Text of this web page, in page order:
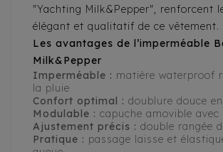
"Yachting Milk&Pepper", renforcent
élégant et qualitatif de ce vêtement.
Les avantages de l’imperméable
Milk&Pepper
Imperméable : matière waterproof
la pluie
Confort optimal : doublure douce
Modulable : capuche amovible avec
Ajustement précis : double rangée
Pratique : passage laisse et